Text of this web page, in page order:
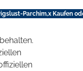
Parchim,x Kaufen